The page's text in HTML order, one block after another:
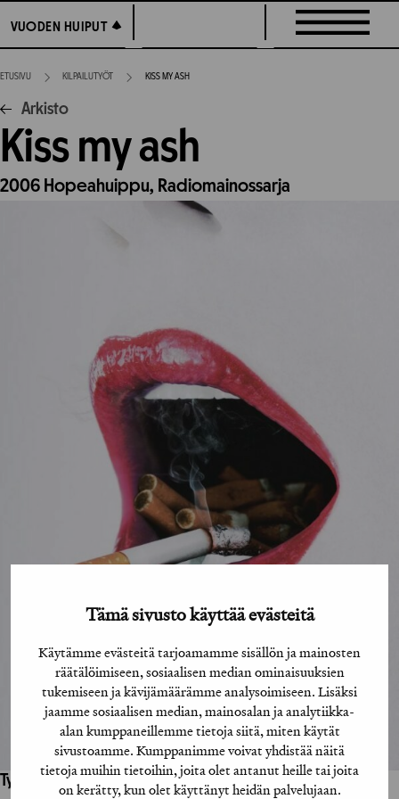
Tämä sivusto käyttää evästeitä
Käytämme evästeitä tarjoamamme sisällön ja mainosten
räätälöimiseen, sosiaalisen median ominaisuuksien
tukemiseen ja kävijämäärämme analysoimiseen. Lisäksi
jaamme sosiaalisen median, mainosalan ja analytiikka-
alan kumppaneillemme tietoja siitä, miten käytät
sivustoamme. Kumppanimme voivat yhdistää näitä
tietoja muihin tietoihin, joita olet antanut heille tai joita
on kerätty, kun olet käyttänyt heidän palvelujaan.
suoraan
sisältöön
VUODEN HUIPUT
VUODEN HUIPUT
ETUSIVU KILPAILUTYÖT KISS MY ASH
Arkisto
Kiss my ash
2006 Hopeahuippu, Radiomainossarja
Työhön osallistuneet henkilöt / tahot: